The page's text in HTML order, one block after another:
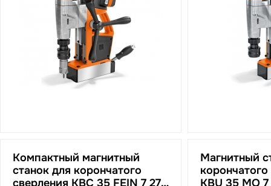
Компактный магнитный
станок для корончатого
сверления КВС 35 FEIN 7 272
Магнитный
KBU 35 MQ